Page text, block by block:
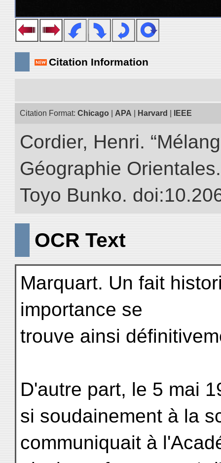
Citation Information
Citation Format: Chicago APA Harvard IEEE
Cordier, Henri.
Géographie
Toyo Bunko.
OCR Text
Marquart. Un fait
importance se
trouve ainsi
D'autre part, le 5 mai
si soudainement à la
communiquait à